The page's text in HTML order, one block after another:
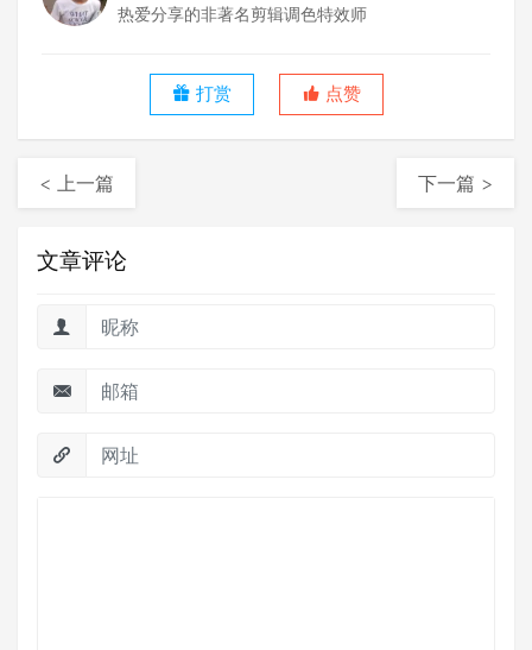
热爱分享的非著名剪辑调色特效师
打赏 点赞
< 上一篇 下一篇 >
文章评论